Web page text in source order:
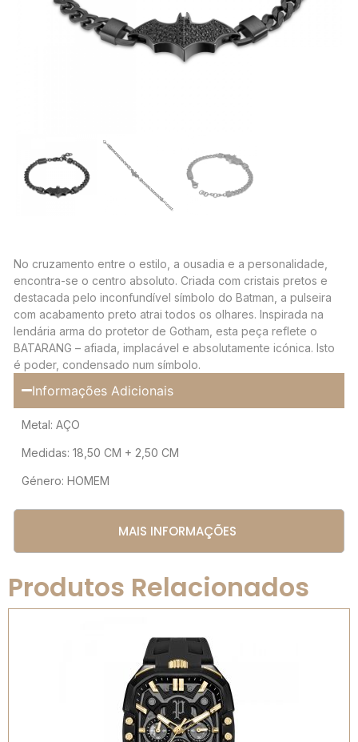
No cruzamento entre o estilo, a ousadia e a personalidade,
encontra-se o centro absoluto. Criada com cristais pretos e
destacada pelo inconfundível símbolo do Batman, a pulseira
com acabamento preto atrai todos os olhares. Inspirada na
lendária arma do protetor de Gotham, esta peça reflete o
BATARANG – afiada, implacável e absolutamente icónica. Isto
é poder, condensado num símbolo.
Informações Adicionais
Metal: AÇO
Medidas: 18,50 CM + 2,50 CM
Género: HOMEM
MAIS INFORMAÇÕES
Produtos Relacionados